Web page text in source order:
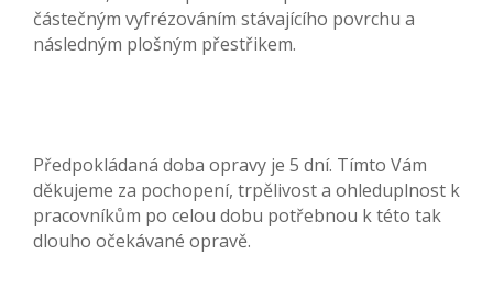
částečným vyfrézováním stávajícího povrchu a
následným plošným přestřikem.
Předpokládaná doba opravy je 5 dní. Tímto Vám
děkujeme za pochopení, trpělivost a ohleduplnost k
pracovníkům po celou dobu potřebnou k této tak
dlouho očekávané opravě.